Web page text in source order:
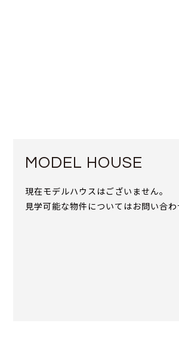
MODEL HOUSE
現在モデルハウスはございません。
見学可能な物件についてはお問い合わ